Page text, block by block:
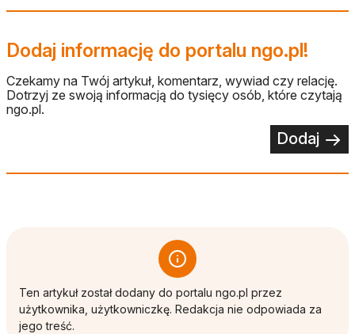
Dodaj informację do portalu ngo.pl!
Czekamy na Twój artykuł, komentarz, wywiad czy relację.
Dotrzyj ze swoją informacją do tysięcy osób, które czytają
ngo.pl.
Dodaj
Ten artykuł został dodany do portalu ngo.pl przez
użytkownika, użytkowniczkę. Redakcja nie odpowiada za
jego treść.